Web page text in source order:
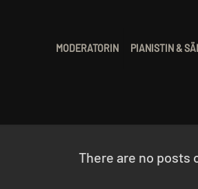
MODERATORIN PIANISTIN &
There are no posts